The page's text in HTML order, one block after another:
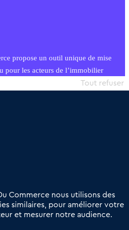
propose un outil unique de mise
pour les acteurs de l’immobilier
territoriales, simple et intégrant
Commerce nous utilisons des
similaires, pour améliorer votre
et mesurer notre audience.
Tout refuser